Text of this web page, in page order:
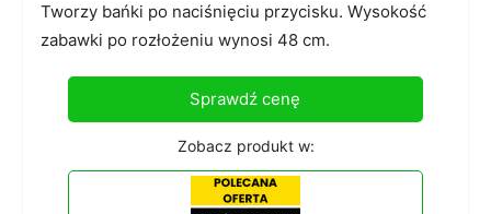
Tworzy bańki po naciśnięciu przycisku. Wysokość
zabawki po rozłożeniu wynosi 48 cm.
Sprawdź cenę
Zobacz produkt w: